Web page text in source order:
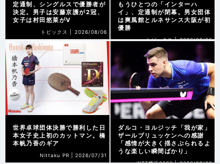
定通制、シングルスで優勝者が
決定。男子は安藤京護が2冠、
女子は村田悠菜がV
トピックス | 2026/08/06
もうひとつの「インターハ
イ」、定通制が閉幕。男女団体
は爽風館とルネサンス大阪が初
優勝
トピックス | 2026/08/06
世界卓球団体決勝で勝利した日
本女子史上初のカットマン。橋
本帆乃香のギア
Nittaku PR | 2026/07/31
ダルコ・ヨルジッチ「我が家」
ザールブリュッケンへの感謝
「感情が大きく揺さぶられるよ
うな楽しい瞬間ばかり」